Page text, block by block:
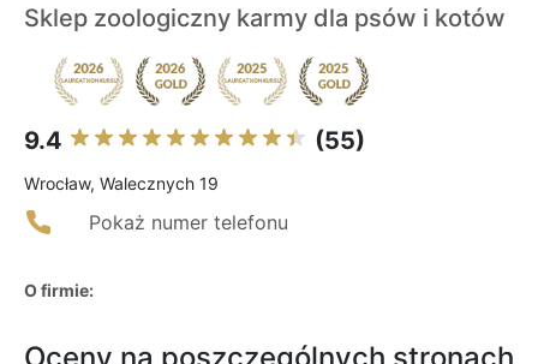
Sklep zoologiczny karmy dla psów i kotów
9.4 (55)
Wrocław, Walecznych 19
Pokaż numer telefonu
O firmie: